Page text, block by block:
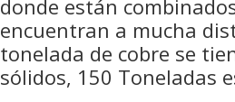
donde están
encuentran a mucha
tonelada de cobre se
sólidos, 150 Toneladas